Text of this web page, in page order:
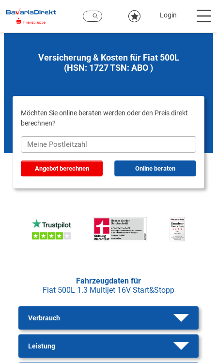
Hauptinhalt
Login
Versicherung & Kosten für Fiat 500L
(HSN: 1727 TSN: ABO )
Möchten Sie online beraten werden oder den Preis direkt
berechnen?
Angebot berechnen Online beraten
Fahrzeugdaten für
Fiat 500L 1.3 Multijet 16V Start&Stopp
Verbrauch
Leistung